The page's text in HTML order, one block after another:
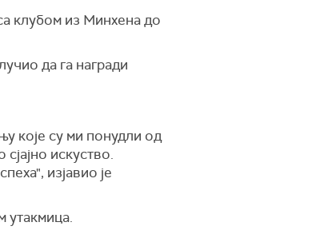
клубом из Минхена до
да га награди
које су ми понудли од
искуство.
изјавио је
утакмица.